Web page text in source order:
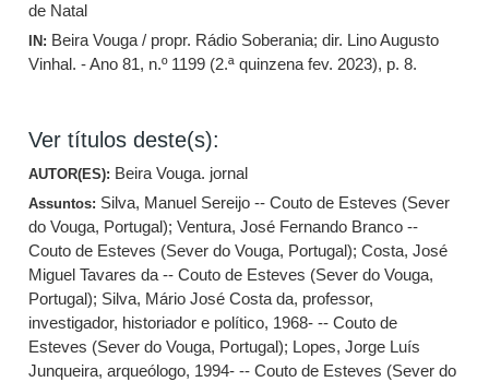
de Natal
IN: Beira Vouga / propr. Rádio Soberania; dir. Lino Augusto
Vinhal. - Ano 81, n.º 1199 (2.ª quinzena fev. 2023), p. 8.
Ver títulos deste(s):
AUTOR(ES): Beira Vouga. jornal
Assuntos: Silva, Manuel Sereijo -- Couto de Esteves (Sever
do Vouga, Portugal);Ventura, José Fernando Branco --
Couto de Esteves (Sever do Vouga, Portugal);Costa, José
Miguel Tavares da -- Couto de Esteves (Sever do Vouga,
Portugal); Silva, Mário José Costa da, professor,
investigador, historiador e político, 1968- -- Couto de
Esteves (Sever do Vouga, Portugal); Lopes, Jorge Luís
Junqueira, arqueólogo, 1994- -- Couto de Esteves (Sever do